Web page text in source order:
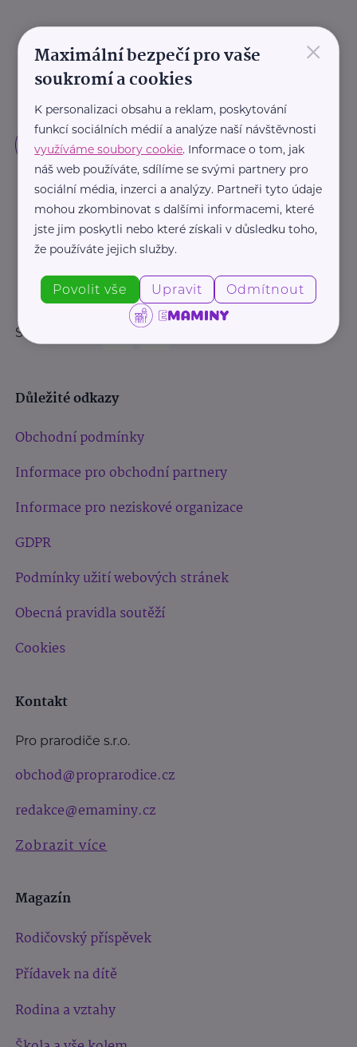
Sledujte nás:
Důležité odkazy
Obchodní podmínky
Informace pro obchodní partnery
Informace pro neziskové organizace
GDPR
Podmínky užití webových stránek
Obecná pravidla soutěží
Cookies
Kontakt
Pro prarodiče s.r.o.
obchod@proprarodice.cz
redakce@emaminy.cz
Zobrazit více
Magazín
Rodičovský příspěvek
Přídavek na dítě
Rodina a vztahy
×
Maximální bezpečí pro vaše
soukromí a cookies
K personalizaci obsahu a reklam, poskytování
funkcí sociálních médií a analýze naší návštěvnosti
využíváme soubory cookie. Informace o tom, jak
náš web používáte, sdílíme se svými partnery pro
sociální média, inzerci a analýzy. Partneři tyto údaje
mohou zkombinovat s dalšími informacemi, které
jste jim poskytli nebo které získali v důsledku toho,
že používáte jejich služby.
Povolit vše Upravit Odmítnout